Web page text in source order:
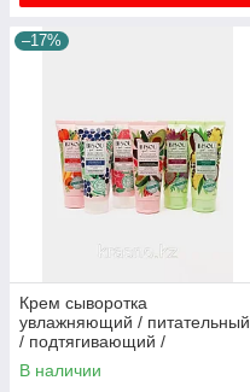
–17%
Крем сыворотка
увлажняющий / питательный
/ подтягивающий /
натуральный 200мл BISOU в
ассортименте
В наличии